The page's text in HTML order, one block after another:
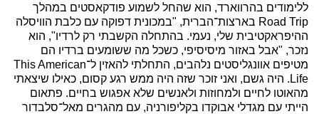
ללימודים בהרווארד, הוא שהחל לשמוע פודקאסטים במהלך
Road Trip בארצות־הברית, "במכונית דפוקה עם כלבת הוויסלה
ההיפראקטיבית שלי, נעמי. בהתחלה הקשבתי רק לרדיו", הוא
נזכר, "אבל באזור מיסיסיפי, כשכל מה ששומעים ברדיו הם
מטיפים אוונגליסטים נלהבים, התחלתי להאזין ל־This American
Life. היה גשם, ואני זוכר שזה היה ממש רגע קסום, כאילו שיצאתי
מהאוטו לחיים ולמחוזות ולאנשים שלא אפגוש בחיים. פתאום
הייתי עם מגדלי אבוקדו בקליפורניה, עם מהגרים מאל־סלבדור